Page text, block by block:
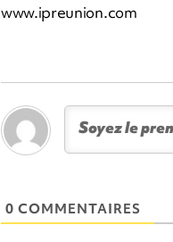
www.ipreunion.com
0 COMMENTAIRES